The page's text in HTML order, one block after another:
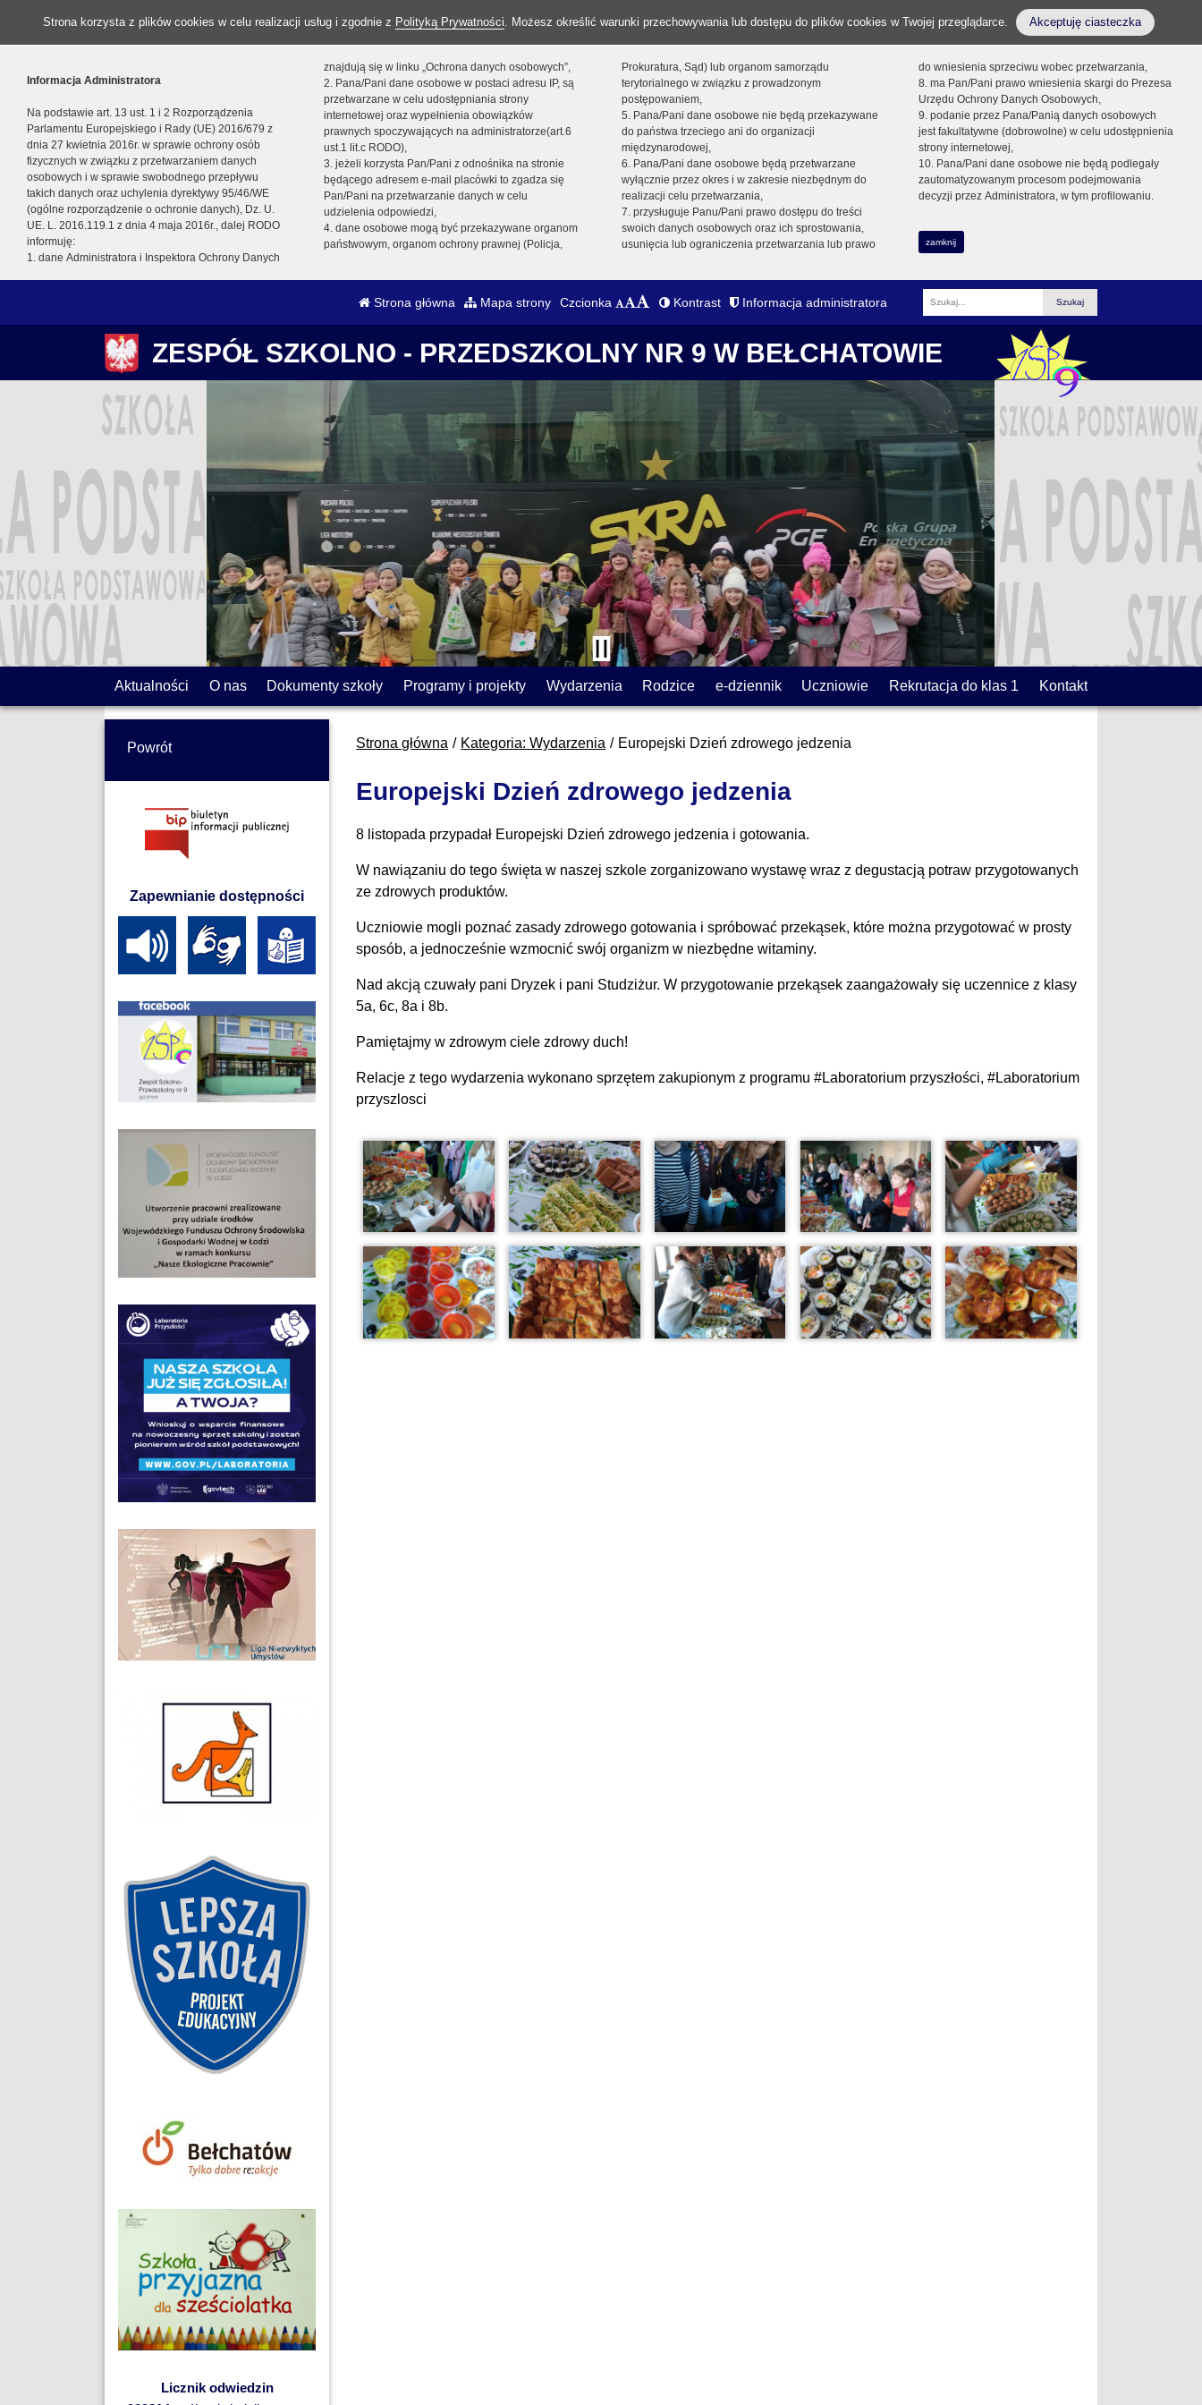
Strona korzysta z plików cookies w celu realizacji usług i zgodnie z Polityką Prywatności. Możesz określić warunki przechowywania lub dostępu do plików cookies w Twojej przeglądarce. Akceptuję ciasteczka
Informacja Administratora
Na podstawie art. 13 ust. 1 i 2 Rozporządzenia
Parlamentu Europejskiego i Rady (UE) 2016/679 z
dnia 27 kwietnia 2016r. w sprawie ochrony osób
fizycznych w związku z przetwarzaniem danych
osobowych i w sprawie swobodnego przepływu
takich danych oraz uchylenia dyrektywy 95/46/WE
(ogólne rozporządzenie o ochronie danych), Dz. U.
UE. L. 2016.119.1 z dnia 4 maja 2016r., dalej RODO
informuję:
1. dane Administratora i Inspektora Ochrony Danych
znajdują się w linku „Ochrona danych osobowych”,
2. Pana/Pani dane osobowe w postaci adresu IP, są
przetwarzane w celu udostępniania strony
internetowej oraz wypełnienia obowiązków
prawnych spoczywających na administratorze(art.6
ust.1 lit.c RODO),
3. jeżeli korzysta Pan/Pani z odnośnika na stronie
będącego adresem e-mail placówki to zgadza się
Pan/Pani na przetwarzanie danych w celu
udzielenia odpowiedzi,
4. dane osobowe mogą być przekazywane organom
państwowym, organom ochrony prawnej (Policja,
Prokuratura, Sąd) lub organom samorządu
terytorialnego w związku z prowadzonym
postępowaniem,
5. Pana/Pani dane osobowe nie będą przekazywane
do państwa trzeciego ani do organizacji
międzynarodowej,
6. Pana/Pani dane osobowe będą przetwarzane
wyłącznie przez okres i w zakresie niezbędnym do
realizacji celu przetwarzania,
7. przysługuje Panu/Pani prawo dostępu do treści
swoich danych osobowych oraz ich sprostowania,
usunięcia lub ograniczenia przetwarzania lub prawo
do wniesienia sprzeciwu wobec przetwarzania,
8. ma Pan/Pani prawo wniesienia skargi do Prezesa
Urzędu Ochrony Danych Osobowych,
9. podanie przez Pana/Panią danych osobowych
jest fakultatywne (dobrowolne) w celu udostępnienia
strony internetowej,
10. Pana/Pani dane osobowe nie będą podlegały
zautomatyzowanym procesom podejmowania
decyzji przez Administratora, w tym profilowaniu.
zamknij
Strona główna Mapa strony Czcionka Kontrast Informacja administratora
Fraza
ZESPÓŁ SZKOLNO - PRZEDSZKOLNY NR 9 W BEŁCHATOWIE
Aktualności O nas Dokumenty szkoły Programy i projekty Wydarzenia Rodzice e-dziennik Uczniowie Rekrutacja do klas 1 Kontakt
Strona główna Kategoria: Wydarzenia Europejski Dzień zdrowego jedzenia
Europejski Dzień zdrowego jedzenia
8 listopada przypadał Europejski Dzień zdrowego jedzenia i gotowania.
W nawiązaniu do tego święta w naszej szkole zorganizowano wystawę wraz z degustacją potraw przygotowanych
ze zdrowych produktów.
Uczniowie mogli poznać zasady zdrowego gotowania i spróbować przekąsek, które można przygotować w prosty
sposób, a jednocześnie wzmocnić swój organizm w niezbędne witaminy.
Nad akcją czuwały pani Dryzek i pani Studziżur. W przygotowanie przekąsek zaangażowały się uczennice z klasy
5a, 6c, 8a i 8b.
Pamiętajmy w zdrowym ciele zdrowy duch!
Relacje z tego wydarzenia wykonano sprzętem zakupionym z programu #Laboratorium przyszłości, #Laboratorium
przyszlosci
Powrót
Zapewnianie dostępności
Licznik odwiedzin